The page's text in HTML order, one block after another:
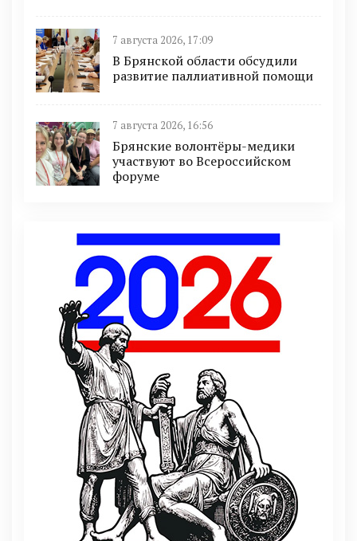
7 августа 2026, 17:09
В Брянской области обсудили
развитие паллиативной помощи
7 августа 2026, 16:56
Брянские волонтёры-медики
участвуют во Всероссийском
форуме